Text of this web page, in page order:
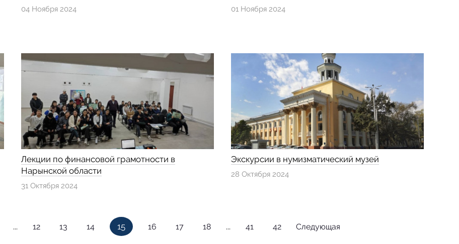
04 Ноября 2024 01 Ноября 2024
Лекции по финансовой грамотности в
Нарынской области
31 Октября 2024
Экскурсии в нумизматический музей
28 Октября 2024
... 12 13 14 15 16 17 18 ... 41 42 Следующая